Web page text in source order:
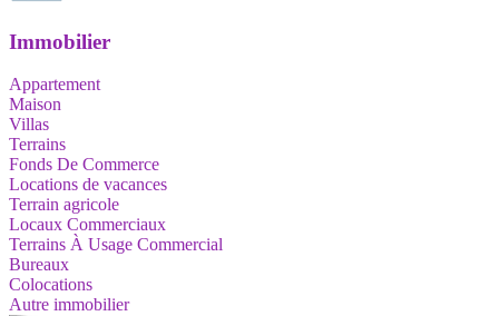
Immobilier
Appartement
Maison
Villas
Terrains
Fonds De Commerce
Locations de vacances
Terrain agricole
Locaux Commerciaux
Terrains À Usage Commercial
Bureaux
Colocations
Autre immobilier